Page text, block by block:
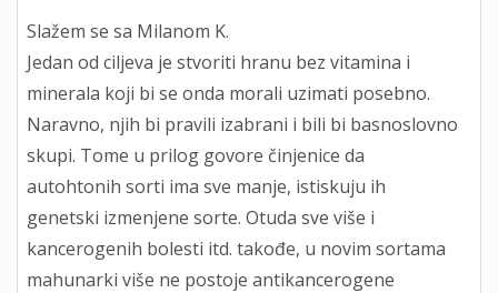
Slažem se sa Milanom K.
Jedan od ciljeva je stvoriti hranu bez vitamina i
minerala koji bi se onda morali uzimati posebno.
Naravno, njih bi pravili izabrani i bili bi basnoslovno
skupi. Tome u prilog govore činjenice da
autohtonih sorti ima sve manje, istiskuju ih
genetski izmenjene sorte. Otuda sve više i
kancerogenih bolesti itd. takođe, u novim sortama
mahunarki više ne postoje antikancerogene